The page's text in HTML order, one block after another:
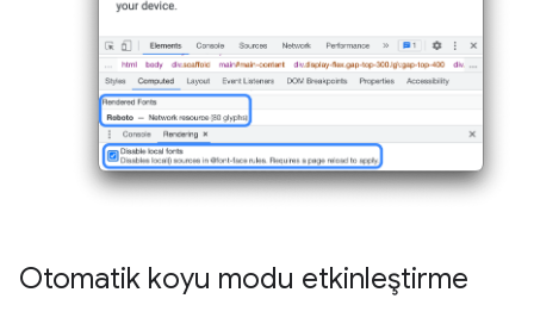
Otomatik koyu modu etkinleştirme